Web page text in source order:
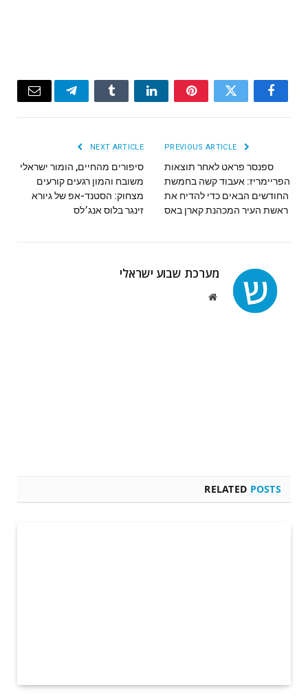
Facebook
Twitter
Pinterest
LinkedIn
Tumblr
Telegram
Email
ספנסר פראט לאחר תוצאות
הפריימריז: אעבוד קשה בחמשת
החודשים הבאים כדי להדיח את
ראשת העיר המכהנת קארן באס
NEXT ARTICLE
‬מצחוק: הסטנד-אפ של גיורא
זינגר בלוס אנג׳לס
מערכת שבוע ישראלי
Website
RELATED POSTS